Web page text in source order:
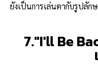
ยังเป็นการเล่นตากับรูปลัก
7."I'll Be